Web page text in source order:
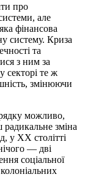
про
але
фінансова
систему. Криза
та
з ним за
секторі те ж
змінюючи
можливо,
радикальне зміна
у ХХ столітті
— дві
соціальної